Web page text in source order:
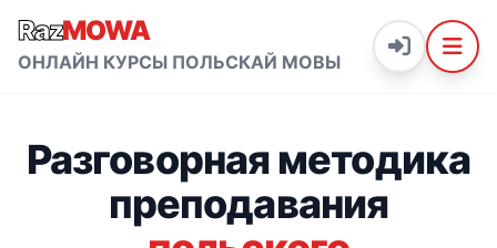
RazMOWA
ОНЛАЙН КУРСЫ ПОЛЬСКАЙ МОВЫ
Разговорная методика
преподавания